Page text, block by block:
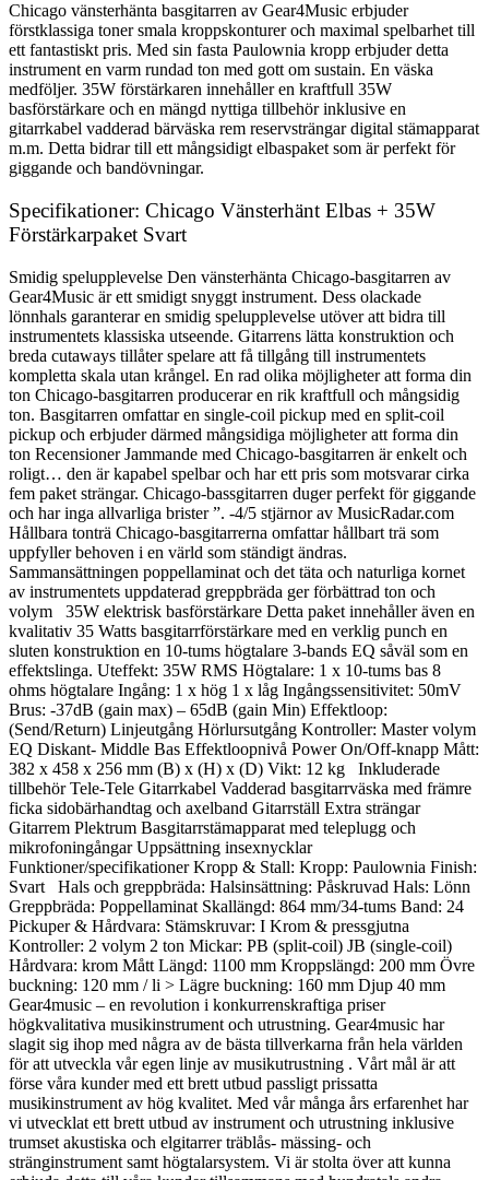
Chicago vänsterhänta basgitarren av Gear4Music erbjuder
förstklassiga toner smala kroppskonturer och maximal spelbarhet till
ett fantastiskt pris. Med sin fasta Paulownia kropp erbjuder detta
instrument en varm rundad ton med gott om sustain. En väska
medföljer. 35W förstärkaren innehåller en kraftfull 35W
basförstärkare och en mängd nyttiga tillbehör inklusive en
gitarrkabel vadderad bärväska rem reservsträngar digital stämapparat
m.m. Detta bidrar till ett mångsidigt elbaspaket som är perfekt för
giggande och bandövningar.
Specifikationer: Chicago Vänsterhänt Elbas + 35W
Förstärkarpaket Svart
Smidig spelupplevelse Den vänsterhänta Chicago-basgitarren av
Gear4Music är ett smidigt snyggt instrument. Dess olackade
lönnhals garanterar en smidig spelupplevelse utöver att bidra till
instrumentets klassiska utseende. Gitarrens lätta konstruktion och
breda cutaways tillåter spelare att få tillgång till instrumentets
kompletta skala utan krångel. En rad olika möjligheter att forma din
ton Chicago-basgitarren producerar en rik kraftfull och mångsidig
ton. Basgitarren omfattar en single-coil pickup med en split-coil
pickup och erbjuder därmed mångsidiga möjligheter att forma din
ton Recensioner Jammande med Chicago-basgitarren är enkelt och
roligt… den är kapabel spelbar och har ett pris som motsvarar cirka
fem paket strängar. Chicago-bassgitarren duger perfekt för giggande
och har inga allvarliga brister ”. -4/5 stjärnor av MusicRadar.com
Hållbara tonträ Chicago-basgitarrerna omfattar hållbart trä som
uppfyller behoven i en värld som ständigt ändras.
Sammansättningen poppellaminat och det täta och naturliga kornet
av instrumentets uppdaterad greppbräda ger förbättrad ton och
volym 35W elektrisk basförstärkare Detta paket innehåller även en
kvalitativ 35 Watts basgitarrförstärkare med en verklig punch en
sluten konstruktion en 10-tums högtalare 3-bands EQ såväl som en
effektslinga. Uteffekt: 35W RMS Högtalare: 1 x 10-tums bas 8
ohms högtalare Ingång: 1 x hög 1 x låg Ingångssensitivitet: 50mV
Brus: -37dB (gain max) – 65dB (gain Min) Effektloop:
(Send/Return) Linjeutgång Hörlursutgång Kontroller: Master volym
EQ Diskant- Middle Bas Effektloopnivå Power On/Off-knapp Mått:
382 x 458 x 256 mm (B) x (H) x (D) Vikt: 12 kg Inkluderade
tillbehör Tele-Tele Gitarrkabel Vadderad basgitarrväska med främre
ficka sidobärhandtag och axelband Gitarrställ Extra strängar
Gitarrem Plektrum Basgitarrstämapparat med teleplugg och
mikrofoningångar Uppsättning insexnycklar
Funktioner/specifikationer Kropp & Stall: Kropp: Paulownia Finish:
Svart Hals och greppbräda: Halsinsättning: Påskruvad Hals: Lönn
Greppbräda: Poppellaminat Skallängd: 864 mm/34-tums Band: 24
Pickuper & Hårdvara: Stämskruvar: I Krom & pressgjutna
Kontroller: 2 volym 2 ton Mickar: PB (split-coil) JB (single-coil)
Hårdvara: krom Mått Längd: 1100 mm Kroppslängd: 200 mm Övre
buckning: 120 mm / li > Lägre buckning: 160 mm Djup 40 mm
Gear4music – en revolution i konkurrenskraftiga priser
högkvalitativa musikinstrument och utrustning. Gear4music har
slagit sig ihop med några av de bästa tillverkarna från hela världen
för att utveckla vår egen linje av musikutrustning . Vårt mål är att
förse våra kunder med ett brett utbud passligt prissatta
musikinstrument av hög kvalitet. Med vår många års erfarenhet har
vi utvecklat ett brett utbud av instrument och utrustning inklusive
trumset akustiska och elgitarrer träblås- mässing- och
stränginstrument samt högtalarsystem. Vi är stolta över att kunna